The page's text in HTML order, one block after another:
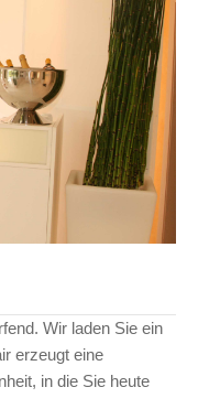
Wir laden Sie ein
erzeugt eine
in die Sie heute